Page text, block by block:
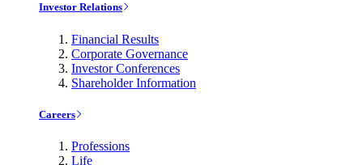
Investor Relations
Financial Results
Corporate Governance
Investor Conferences
Shareholder Information
Careers
Professions
Life